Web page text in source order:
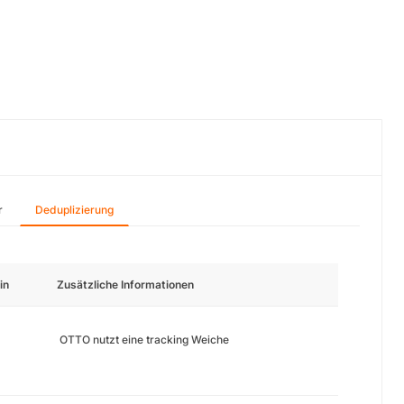
Deduplizierung
Zusätzliche Informationen
OTTO nutzt eine tracking Weiche